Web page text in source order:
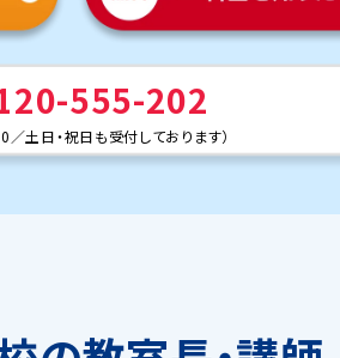
555-202
／土日・祝日も受付しております）